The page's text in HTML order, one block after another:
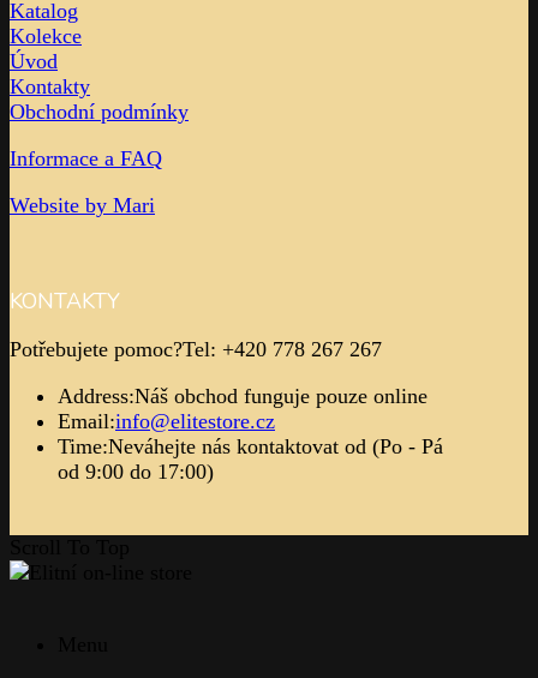
Katalog
Kolekce
Úvod
Kontakty
Obchodní podmínky
Informace a FAQ
Website by Mari
KONTAKTY
Potřebujete pomoc?Tel: +420 778 267 267
Address:Náš obchod funguje pouze online
Email:info@elitestore.cz
Time:Neváhejte nás kontaktovat od (Po - Pá
od 9:00 do 17:00)